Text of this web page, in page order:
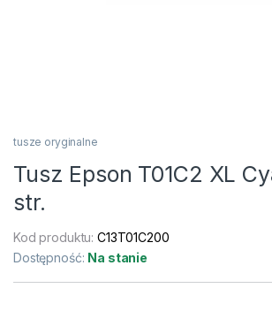
tusze oryginalne
Tusz Epson T01C2 XL
str.
Kod produktu:C13T01C200
Dostępność: Na stanie